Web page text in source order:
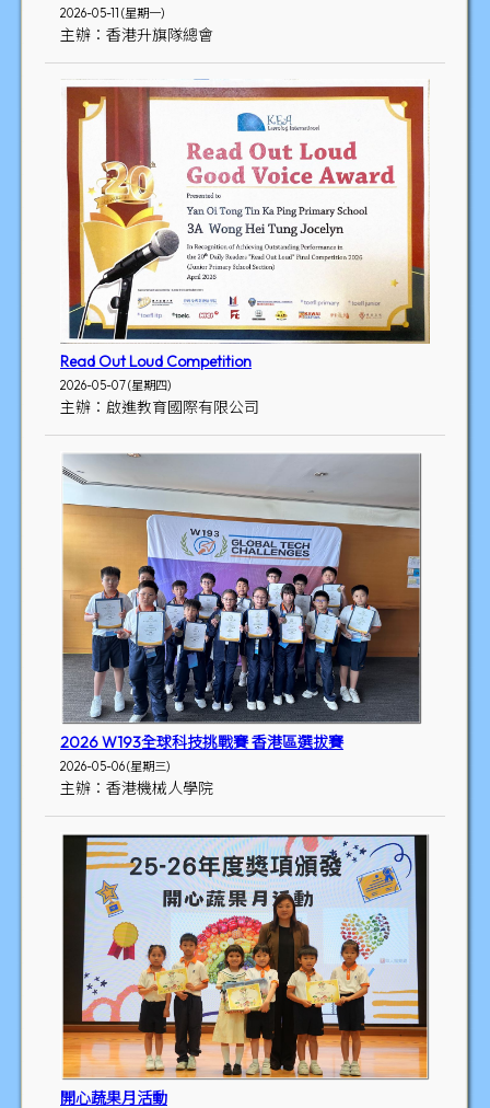
2026-05-11 (星期一)
主辦：香港升旗隊總會
Read Out Loud Competition
2026-05-07 (星期四)
主辦：啟進教育國際有限公司
2026 W193全球科技挑戰賽 香港區選拔賽
2026-05-06 (星期三)
主辦：香港機械人學院
開心蔬果月活動